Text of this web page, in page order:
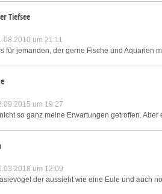
Tiefsee
um 21:11
für jemanden, der gerne Fische und
um 19:27
so ganz meine Erwartungen getroffen.
um 12:09
der aussieht wie eine Eule und auch